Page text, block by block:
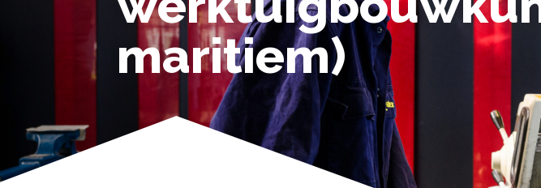
SLUITEN
maritiem)
Technicus engineering maakindustrie
maritiem) (BOL)
Heerlen, Schandelermolenweg
Niveau:Niveau 4
Duur:4 jaar
Leerweg: